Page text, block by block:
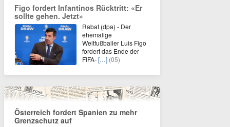
Figo fordert Infantinos Rücktritt: «Er
sollte gehen. Jetzt»
Rabat (dpa) - Der
ehemalige
Weltfußballer Luis Figo
fordert das Ende der
FIFA-[…] (05)
Österreich fordert Spanien zu mehr
Grenzschutz auf